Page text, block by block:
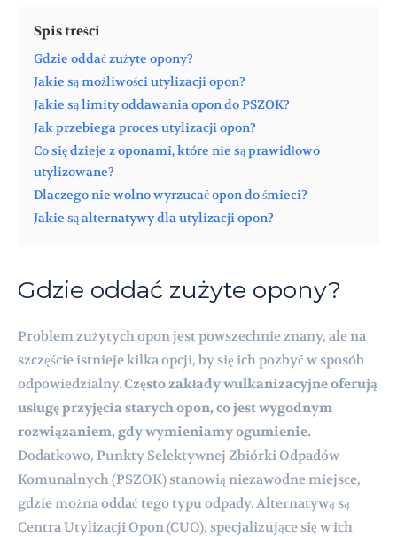
Spis treści
Gdzie oddać zużyte opony?
Jakie są możliwości utylizacji opon?
Jakie są limity oddawania opon do PSZOK?
Jak przebiega proces utylizacji opon?
Co się dzieje z oponami, które nie są prawidłowo
utylizowane?
Dlaczego nie wolno wyrzucać opon do śmieci?
Jakie są alternatywy dla utylizacji opon?
Gdzie oddać zużyte opony?
Problem zużytych opon jest powszechnie znany, ale na
szczęście istnieje kilka opcji, by się ich pozbyć w sposób
odpowiedzialny.Często zakłady wulkanizacyjne oferują
usługę przyjęcia starych opon, co jest wygodnym
rozwiązaniem, gdy wymieniamy ogumienie.
Dodatkowo, Punkty Selektywnej Zbiórki Odpadów
Komunalnych (PSZOK) stanowią niezawodne miejsce,
gdzie można oddać tego typu odpady. Alternatywą są
Centra Utylizacji Opon (CUO), specjalizujące się w ich